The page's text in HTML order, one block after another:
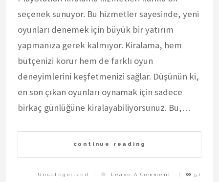
seçenek sunuyor. Bu hizmetler sayesinde, yeni
oyunları denemek için büyük bir yatırım
yapmanıza gerek kalmıyor. Kiralama, hem
bütçenizi korur hem de farklı oyun
deneyimlerini keşfetmenizi sağlar. Düşünün ki,
en son çıkan oyunları oynamak için sadece
birkaç günlüğüne kiralayabiliyorsunuz. Bu,…
continue reading
Uncategorized Leave A Comment
On
Playstation
51